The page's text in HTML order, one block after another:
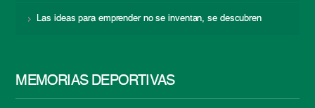
Las ideas para emprender no se inventan, se descubren
MEMORIAS DEPORTIVAS